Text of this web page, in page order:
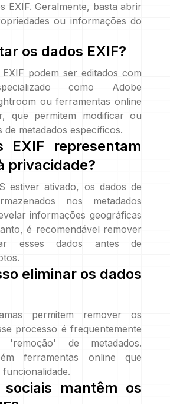
EXIF. Geralmente, basta abrir
ou informações do
os dados EXIF?
podem ser editados com
como Adobe
ou ferramentas online
que permitem modificar ou
de metadados específicos.
EXIF representam
privacidade?
estiver ativado, os dados de
nos metadados
informações geográficas
é recomendável remover
esses dados antes de
eliminar os dados
permitem remover os
processo é frequentemente
'remoção' de metadados.
ferramentas online que
mantêm os